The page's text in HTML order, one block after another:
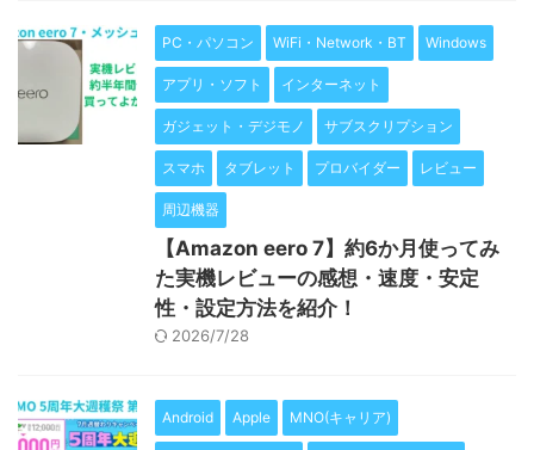
PC・パソコン WiFi・Network・BT Windows
アプリ・ソフト インターネット
ガジェット・デジモノ サブスクリプション
スマホ タブレット プロバイダー レビュー
周辺機器
【Amazon eero 7】約6か月使ってみ
た実機レビューの感想・速度・安定
性・設定方法を紹介！
2026/7/28
Android Apple MNO(キャリア)